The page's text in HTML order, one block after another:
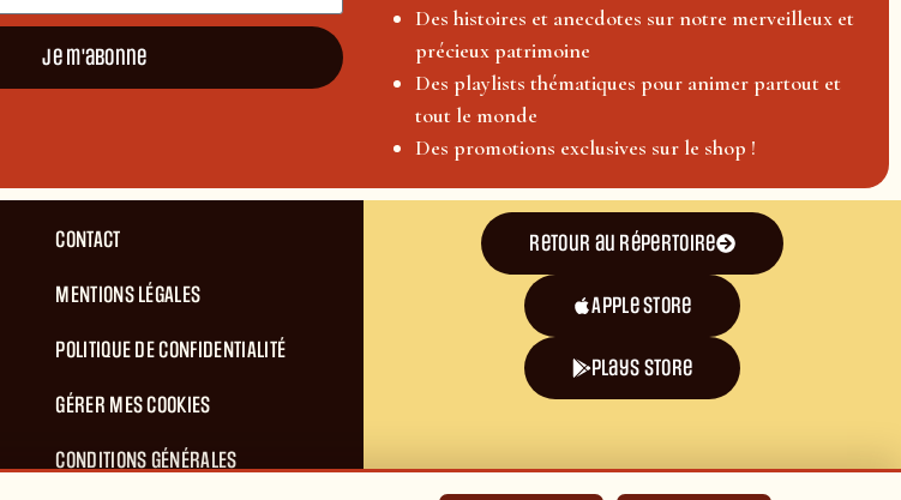
Je m'abonne
Des histoires et anecdotes sur notre merveilleux et
précieux patrimoine
Des playlists thématiques pour animer partout et
tout le monde
Des promotions exclusives sur le shop !
CONTACT
MENTIONS LÉGALES
POLITIQUE DE CONFIDENTIALITÉ
GÉRER MES COOKIES
CONDITIONS GÉNÉRALES
Retour au répertoire
Apple Store
plays store